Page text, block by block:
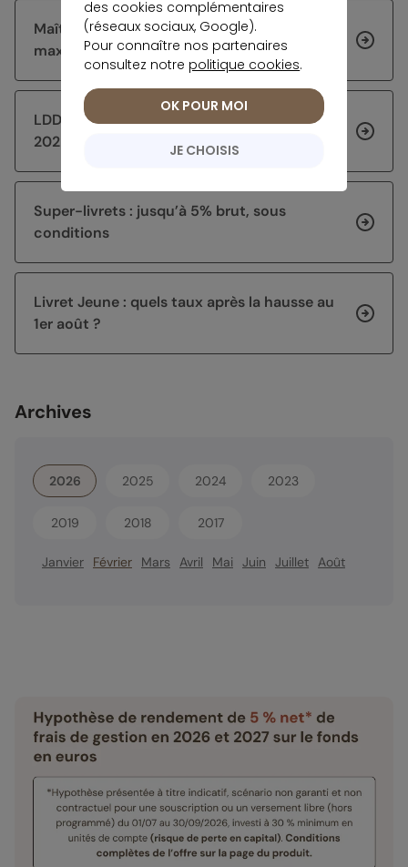
Maîtriser la règle des quinzaines pour
maximiser les intérêts du Livret A
LDDS à 1,7% : pourquoi il gagne du terrain en
2025
Super-livrets : jusqu’à 5% brut, sous
conditions
Livret Jeune : quels taux après la hausse au
1er août ?
Archives
2026 2025 2024 2023
2019 2018 2017
Janvier Février Mars Avril Mai Juin Juillet Août
des cookies complémentaires
(réseaux sociaux, Google).
Pour connaître nos partenaires
consultez notre politique cookies.
JE CHOISIS
OK POUR MOI